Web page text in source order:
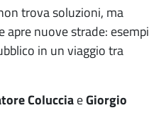
trova soluzioni, ma
apre nuove strade: esempi
in un viaggio tra
ColucciaeGiorgio